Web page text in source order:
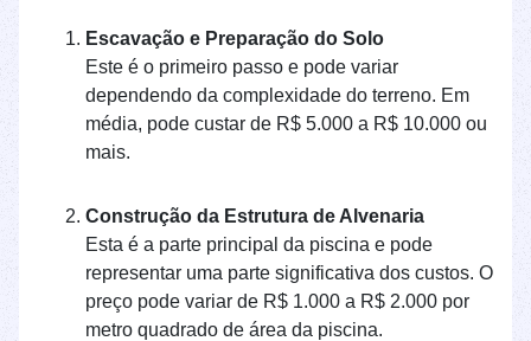
Escavação e Preparação do Solo
Este é o primeiro passo e pode variar
dependendo da complexidade do terreno. Em
média, pode custar de R$ 5.000 a R$ 10.000 ou
mais.
Construção da Estrutura de Alvenaria
Esta é a parte principal da piscina e pode
representar uma parte significativa dos custos. O
preço pode variar de R$ 1.000 a R$ 2.000 por
metro quadrado de área da piscina.